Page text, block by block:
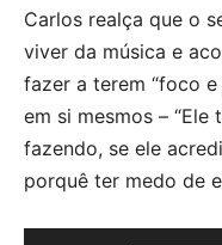
Carlos realça que o
viver da música e
fazer a terem “foco
em si mesmos –
fazendo, se ele
porquê ter medo de